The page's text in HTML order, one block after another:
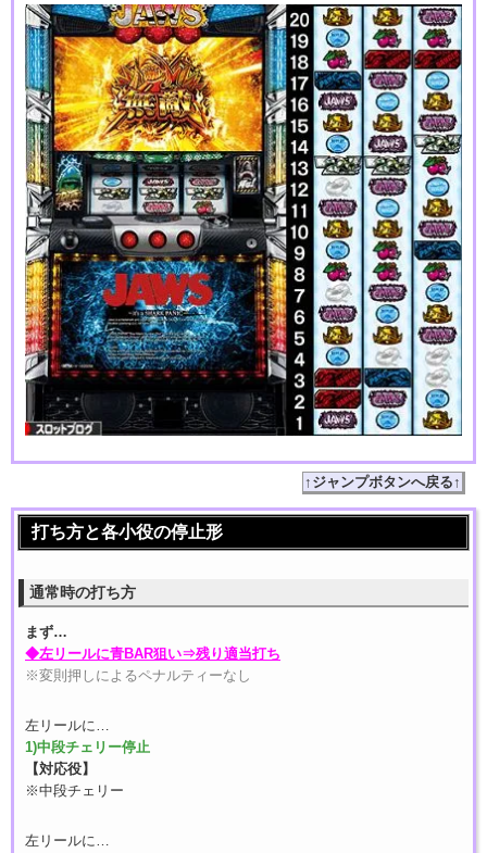
↑ジャンプボタンへ戻る↑
打ち方と各小役の停止形
通常時の打ち方
まず…
◆左リールに青BAR狙い⇒残り適当打ち
※変則押しによるペナルティーなし
左リールに…
1)中段チェリー停止
【対応役】
※中段チェリー
左リールに…